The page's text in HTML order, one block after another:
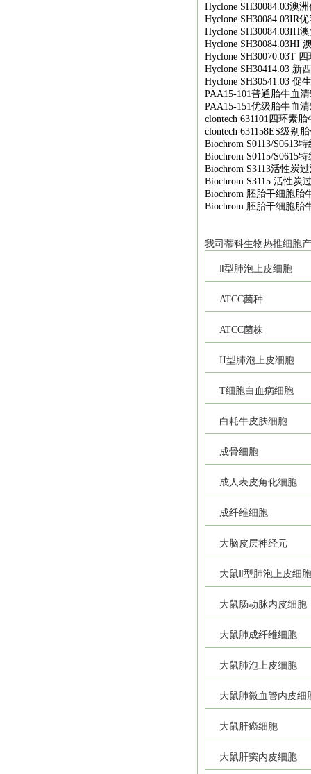
Hyclone SH30084.03澳洲
Hyclone SH30084.03IR优
Hyclone SH30084.03IH
Hyclone SH30084.03HI
Hyclone SH30070.03T
Hyclone SH30414.03 新
Hyclone SH30541.03 促
PAA15-101普通胎牛血清
PAA15-151优级胎牛血清
clontech 631101 四环素胎
clontech 631158ES级别
Biochrom S0113/S0613特
Biochrom S0115/S0615特
Biochrom S3113活性炭
Biochrom S3115 活性炭
Biochrom 胚胎干细胞胎
Biochrom 胚胎干细胞胎
我司 蒂科生物热推细胞
Ⅱ型肺泡上皮细胞
ATCC菌种
ATCC菌株
II型肺泡上皮细胞
T细胞白血病细胞
白耗牛皮肤细胞
成骨细胞
成人表皮角化细胞
成纤维细胞
大脑皮层神经元
大鼠Ⅱ型肺泡上皮细胞
大鼠肠动脉内皮细胞
大鼠肺成纤维细胞
大鼠肺泡上皮细胞
大鼠肺微血管内皮细
大鼠肝癌细胞
大鼠肝窦内皮细胞